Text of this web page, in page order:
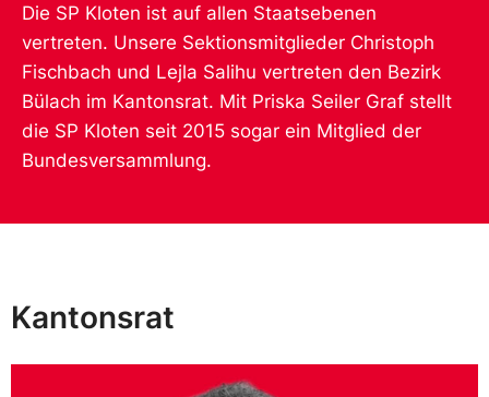
Die SP Kloten ist auf allen Staatsebenen
vertreten. Unsere Sektionsmitglieder Christoph
Fischbach und Lejla Salihu vertreten den Bezirk
Bülach im Kantonsrat. Mit Priska Seiler Graf stellt
die SP Kloten seit 2015 sogar ein Mitglied der
Bundesversammlung.
Kantonsrat